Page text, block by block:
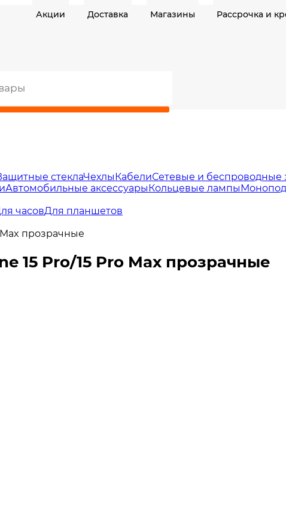
Акции Доставка Магазины Рассрочка и
стеклаЧехлыКабелиСетевые и беспроводные
Автомобильные аксессуарыКольцевые лампы
часовДля планшетов
прозрачные
15 Pro/15 Pro Max прозрачные